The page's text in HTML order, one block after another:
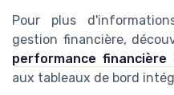
Pour plus
gestion financière,
performance
aux tableaux de bord